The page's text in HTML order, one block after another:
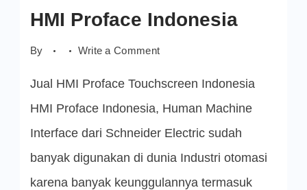
HMI Proface Indonesia
By Write a Commenton
Indonesia
Jual HMI Proface Touchscreen Indonesia
HMI Proface Indonesia, Human Machine
Interface dari Schneider Electric sudah
banyak digunakan di dunia Industri otomasi
karena banyak keunggulannya termasuk